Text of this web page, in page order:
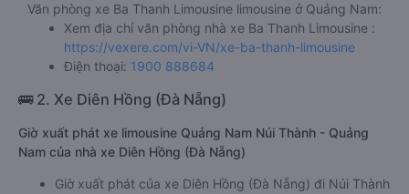
Văn phòng xe Ba Thanh Limousine limousine ở Quảng Nam:
Xem địa chỉ văn phòng nhà xe Ba Thanh Limousine :
https://vexere.com/vi-VN/xe-ba-thanh-limousine
Điện thoại: 1900 888684
🚌 2. Xe Diên Hồng (Đà Nẵng)
Giờ xuất phát xe limousine Quảng Nam Núi Thành - Quảng
Nam của nhà xe Diên Hồng (Đà Nẵng)
Giờ xuất phát của xe Diên Hồng (Đà Nẵng) đi Núi Thành